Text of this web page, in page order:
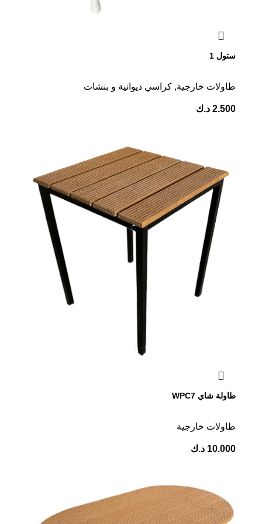
ستول 1
طاولات خارجية, كراسي ديوانية و بنشات
2.500 د.ك
طاولة شاي WPC7
طاولات خارجية
10.000 د.ك